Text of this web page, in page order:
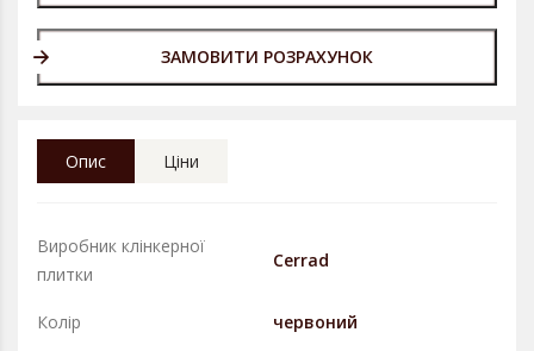
ЗАМОВИТИ РОЗРАХУНОК
Опис Ціни
Виробник клінкерної
плитки
Cerrad
Колір червоний